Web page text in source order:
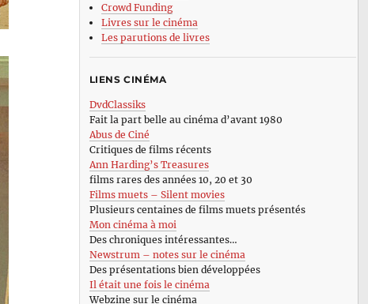
Crowd Funding
Livres sur le cinéma
Les parutions de livres
LIENS CINÉMA
DvdClassiks
Fait la part belle au cinéma d’avant 1980
Abus de Ciné
Critiques de films récents
Ann Harding’s Treasures
films rares des années 10, 20 et 30
Films muets – Silent movies
Plusieurs centaines de films muets présentés
Mon cinéma à moi
Des chroniques intéressantes…
Newstrum – notes sur le cinéma
Des présentations bien développées
Il était une fois le cinéma
Webzine sur le cinéma